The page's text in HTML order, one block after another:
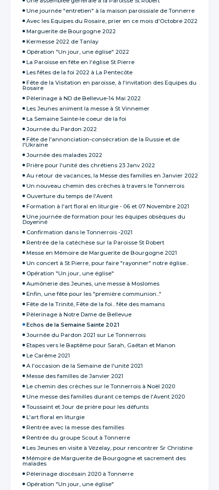
Une journée "entretien" à la maison paroissiale de Tonnerre
Avec les Equipes du Rosaire, prier en ce mois d'Octobre 2022
Marguerite de Bourgogne 2022
Kermesse 2022 de Tanlay
Opération "Un jour, une église" 2022
La Paroisse en fête en l'église St Pierre
Les fêtes de la foi 2022 à La Pentecôte
Fête de la Visitation en paroisse, à l'invitation des Equipes du
Rosaire
Pèlerinage à ND de Bellevue-14 Mai 2022
Les Jeunes animent la messe à St Vinnemer
La Semaine Sainte-le coeur de la foi
Journée du Pardon 2022
Fête de l'annonciation-consécration de la Russie et de
l'Ukraine
Journée des malades 2022
Prière pour l'unité des chrétiens 23 Janv 2022
Au retour de vacances, la Messe des familles en Janvier 2022
Un nouveau chemin des crèches à travers le Tonnerrois
Ouverture du temps de l'Avent
Formation à l'art floral en liturgie - 06 et 07 Novembre 2021
Une journée de formation pour les équipes obsèques du
Doyenné
Confirmation dans le Tonnerrois -2021
Rentrée de la catéchèse sur la Paroisse St Robert
Messe en Mémoire de Marguerite de Bourgogne 2021
Un concert à St Pierre, pour faire "rayonner" notre église...
Opération "Un jour, une église"
Aumônerie des Jeunes, une messe à Moslomes
Enfin, une fête pour les "première communion..."
Fête de la Trinité, Fête de la foi... fête des mamans
Pèlerinage à Notre Dame de Bellevue
Echos de la Semaine Sainte 2021
Journée du Pardon 2021 sur Le Tonnerrois
Etapes vers le Baptême pour Sarah, Gaétan et Manon
Le Carême 2021
A l'occasion de la Semaine de l'unité 2021
Messe des familles de Janvier 2021
Le chemin des crèches sur le Tonnerrois à Noël 2020
Une messe des familles durant ce temps de l'Avent 2020
Toussaint et Jour de prière pour les défunts
L'art floral en liturgie
Rentrée avec la messe des familles
Rentrée du groupe Scout à Tonnerre
Les Jeunes en visite à Vézelay, pour rencontrer Sr Christine
Mémoire de Marguerite de Bourgogne et sacrement des
malades
Pèlerinage diocésain 2020 à Tonnerre
Opération "Un jour, une église"